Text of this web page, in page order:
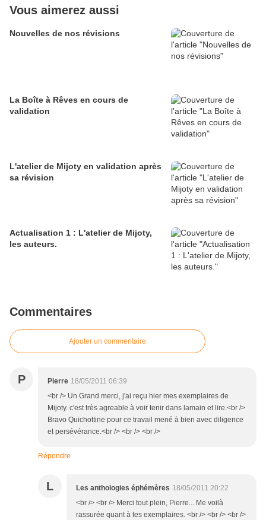
Vous aimerez aussi
Nouvelles de nos révisions
La Boîte à Rêves en cours de
validation
L'atelier de Mijoty en validation après
sa révision
Actualisation 1 : L'atelier de Mijoty,
les auteurs.
Commentaires
Ajouter un commentaire
P Pierre 18/05/2011 06:39
<br /> Un Grand merci, j'ai reçu hier mes exemplaires de
Mijoty. c'est très agreable à voir tenir dans lamain et lire.<br />
Bravo Quichottine pour ce travail mené à bien avec diligence
et persévérance.<br /> <br /> <br />
Répondre
L Les anthologies éphémères 18/05/2011 20:22
<br /> <br /> Merci tout plein, Pierre... Me voilà
rassurée quant à tes exemplaires. <br /> <br /> <br />